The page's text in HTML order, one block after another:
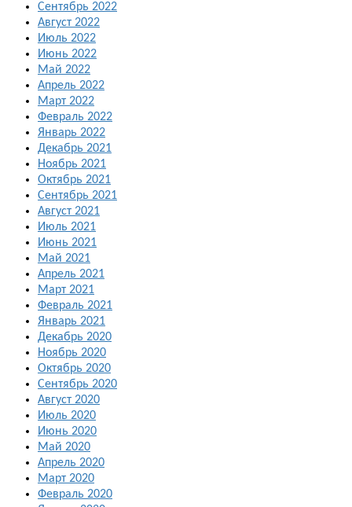
Сентябрь 2022
Август 2022
Июль 2022
Июнь 2022
Май 2022
Апрель 2022
Март 2022
Февраль 2022
Январь 2022
Декабрь 2021
Ноябрь 2021
Октябрь 2021
Сентябрь 2021
Август 2021
Июль 2021
Июнь 2021
Май 2021
Апрель 2021
Март 2021
Февраль 2021
Январь 2021
Декабрь 2020
Ноябрь 2020
Октябрь 2020
Сентябрь 2020
Август 2020
Июль 2020
Июнь 2020
Май 2020
Апрель 2020
Март 2020
Февраль 2020